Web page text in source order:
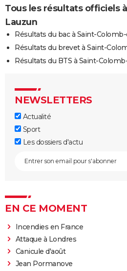
Tous les résultats officiels
Lauzun
Résultats du bac à Saint-
Résultats du brevet à Saint-
Résultats du BTS à Saint-
NEWSLETTERS
Actualité
Sport
Les dossiers d'actu
EN CE MOMENT
Incendies en France
Attaque à Londres
Canicule d'août
Jean Pormanove